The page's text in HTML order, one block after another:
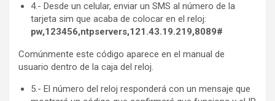
4.- Desde un celular, enviar un SMS al número de la
tarjeta sim que acaba de colocar en el reloj:
pw,123456,ntpservers,121.43.19.219,8089#
Comúnmente este código aparece en el manual de
usuario dentro de la caja del reloj.
5.- El número del reloj responderá con un mensaje que